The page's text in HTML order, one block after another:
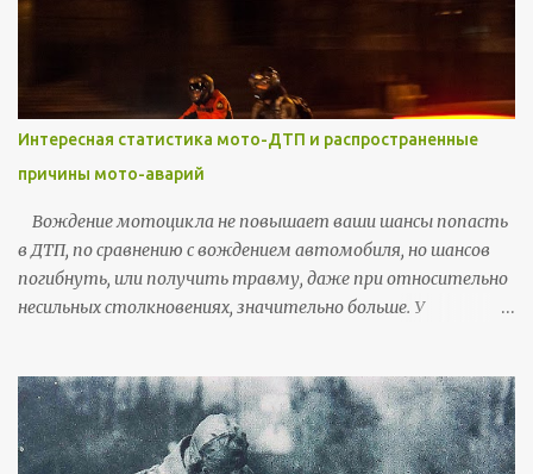
е
н
т
а
р
й
Интересная статистика мото-ДТП и распространенные
причины мото-аварий
Вождение мотоцикла не повышает ваши шансы попасть
в ДТП, по сравнению с вождением автомобиля, но шансов
погибнуть, или получить травму, даже при относительно
несильных столкновениях, значительно больше. У
органов на уровне груди или брюшной полости. Мне
понравился статистический анализ, который сделал
Департамент Транспорта Великобритании в 2015 году.